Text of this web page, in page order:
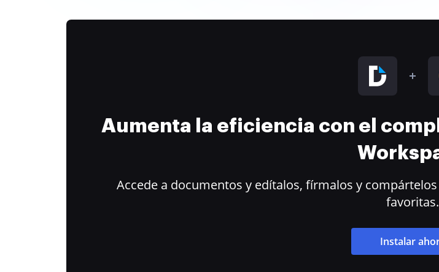
Aumenta la eficiencia con el
Accede a documentos y edítalos, fírmalos y
favoritas.
Instalar